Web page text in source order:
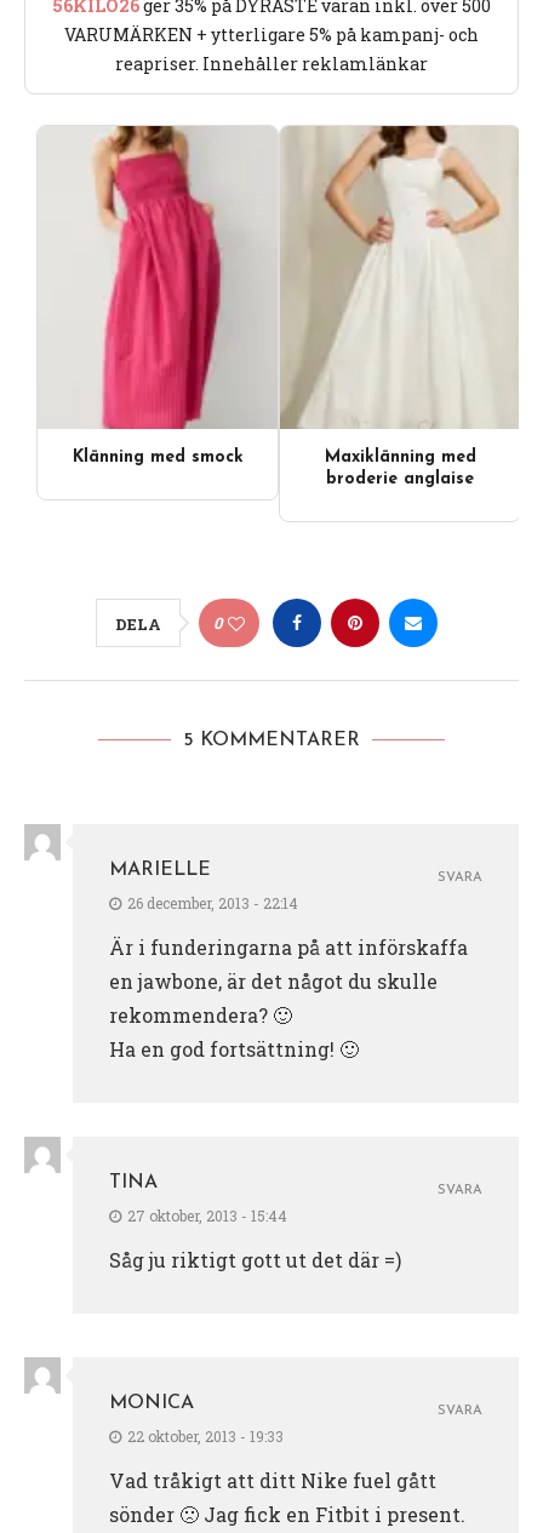
56KILO26ger 35% på DYRASTE varan inkl. över 500
VARUMÄRKEN + ytterligare 5% på kampanj- och
reapriser. Innehåller reklamlänkar
Klänning med smock
Maxiklänning med
broderie anglaise
DELA 0
5 KOMMENTARER
MARIELLE
26 december, 2013 - 22:14
Är i funderingarna på att införskaffa
en jawbone, är det något du skulle
rekommendera? 🙂
Ha en god fortsättning! 🙂
SVARA
TINA
27 oktober, 2013 - 15:44
Såg ju riktigt gott ut det där =)
SVARA
MONICA
22 oktober, 2013 - 19:33
Vad tråkigt att ditt Nike fuel gått
sönder 🙁 Jag fick en Fitbit i present.
SVARA